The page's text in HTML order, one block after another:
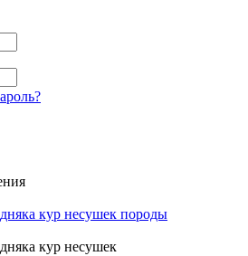
кур несушек породы
кур несушек